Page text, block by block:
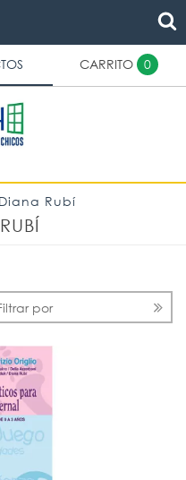
CARRITO 0
Diana Rubí
por